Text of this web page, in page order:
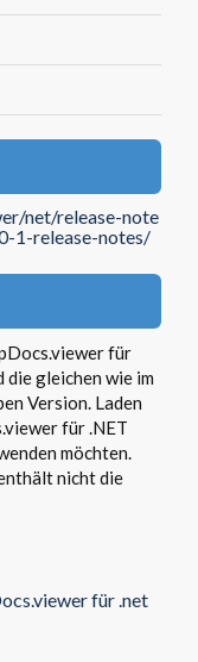
net/release-note
1-release-notes/
für
die gleichen wie im
Version. Laden
für .NET
möchten.
nicht die
für .net